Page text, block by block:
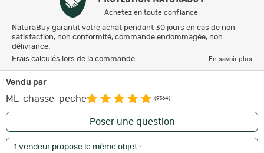
Achetez en toute confiance
NaturaBuy garantit votre achat pendant 30 jours en cas de non-
satisfaction, non conformité, commande endommagée, non
délivrance.
Frais calculés lors de la commande.
En savoir plus
Vendu par
ML-chasse-peche (9364)
Poser une question
1 vendeur propose le même objet :